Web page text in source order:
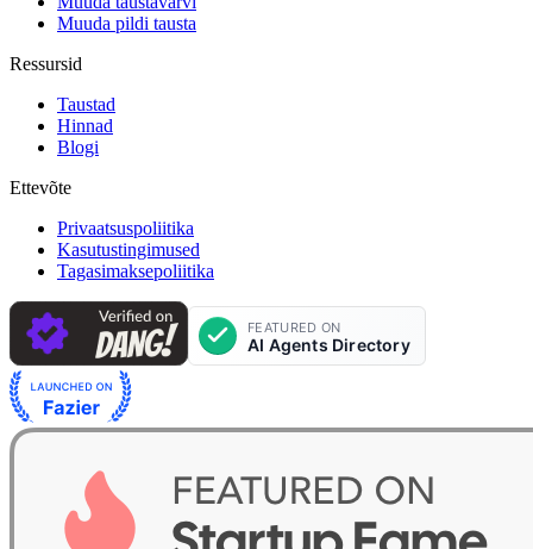
Muuda pildi tausta
Ressursid
Taustad
Hinnad
Blogi
Ettevõte
Privaatsuspoliitika
Kasutustingimused
Tagasimaksepoliitika